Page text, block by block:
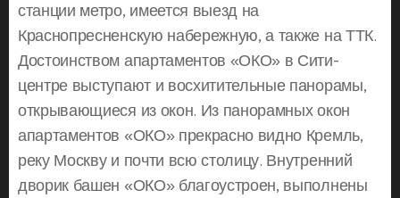
станции метро, имеется выезд на
Краснопресненскую набережную, а также на ТТК.
Достоинством апартаментов «ОКО» в Сити-
центре выступают и восхитительные панорамы,
открывающиеся из окон. Из панорамных окон
апартаментов «ОКО» прекрасно видно Кремль,
реку Москву и почти всю столицу. Внутренний
дворик башен «ОКО» благоустроен, выполнены